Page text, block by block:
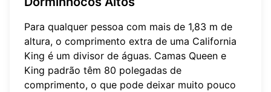
Para qualquer pessoa com mais de 1,83 m de
altura, o comprimento extra de uma California
King é um divisor de águas. Camas Queen e
King padrão têm 80 polegadas de
comprimento, o que pode deixar muito pouco